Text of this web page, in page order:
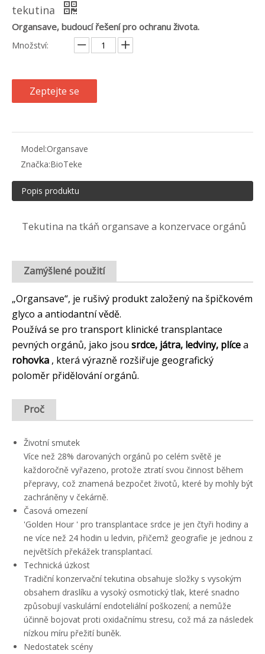
tekutina
Organsave, budoucí řešení pro ochranu života.
Množství:
Zeptejte se
Model:Organsave
Značka:BioTeke
Popis produktu
Tekutina na tkáň organsave a konzervace orgánů
Zamýšlené použití
„Organsave“, je rušivý produkt založený na špičkovém
glyco a antiodantní vědě.
Používá se pro transport klinické transplantace
pevných orgánů, jako jsou srdce, játra, ledviny, plícea
rohovka , která výrazně rozšiřuje geografický
poloměr přidělování orgánů.
Proč
Životní smutek
Více než 28% darovaných orgánů po celém světě je
každoročně vyřazeno, protože ztratí svou činnost během
přepravy, což znamená bezpočet životů, které by mohly být
zachráněny v čekárně.
Časová omezení
'Golden Hour ' pro transplantace srdce je jen čtyři hodiny a
ne více než 24 hodin u ledvin, přičemž geografie je jednou z
největších překážek transplantací.
Technická úzkost
Tradiční konzervační tekutina obsahuje složky s vysokým
obsahem draslíku a vysoký osmotický tlak, které snadno
způsobují vaskulární endoteliální poškození; a nemůže
účinně bojovat proti oxidačnímu stresu, což má za následek
nízkou míru přežití buněk.
Nedostatek scény